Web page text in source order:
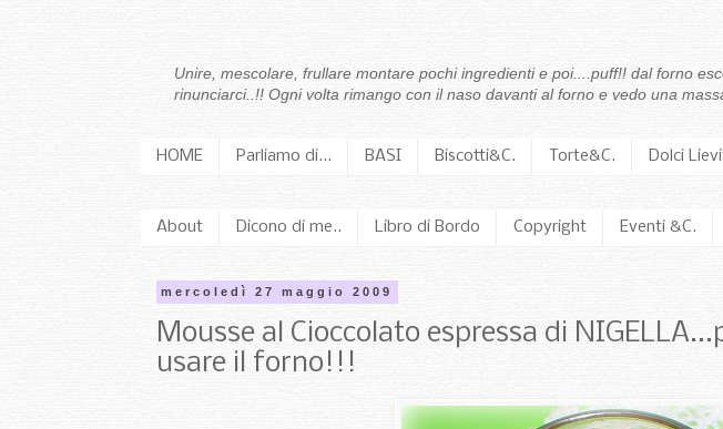
Unire, mescolare, frullare montare pochi ingredienti e poi....puff!! dal forno
rinunciarci..!! Ogni volta rimango con il naso davanti al forno e vedo una
HOME Parliamo di... BASI Biscotti&C. Torte&C. Dolci
About Dicono di me.. Libro di Bordo Copyright Eventi &C.
mercoledì 27 maggio 2009
Mousse al Cioccolato espressa di
usare il forno!!!